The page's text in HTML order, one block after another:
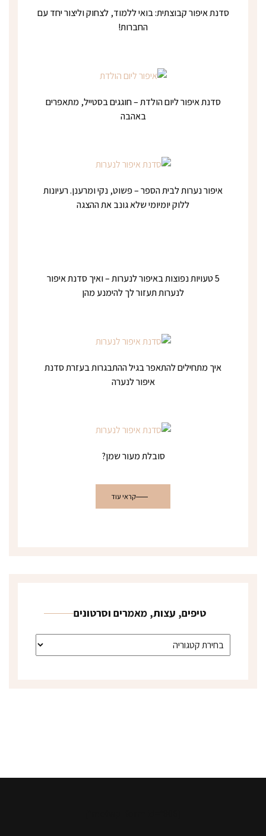
סדנת איפור קבוצתית: בואי ללמוד, לצחוק וליצור יחד עם
החברות!
סדנת איפור ליום הולדת – חוגגים בסטייל, מתאפרים
באהבה
איפור נערות לבית הספר – פשוט, נקי ומרענן. רעיונות
ללוק יומיומי שלא גונב את ההצגה
5 טעויות נפוצות באיפור לנערות – ואיך סדנת איפור
לנערות תעזור לך להימנע מהן
איך מתחילים להתאפר בגיל ההתבגרות בעזרת סדנת
איפור לנערה
סובלת מעור שמן?
קראי עוד
טיפים, עצות, מאמרים וסרטונים
טיפים, עצות, מאמרים וסרטונים